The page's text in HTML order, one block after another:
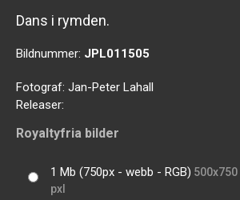
Dans i rymden.
Bildnummer: JPL011505
Fotograf: Jan-Peter Lahall
Releaser:
Royaltyfria bilder
1 Mb (750px - webb - RGB) 500x750
pxl